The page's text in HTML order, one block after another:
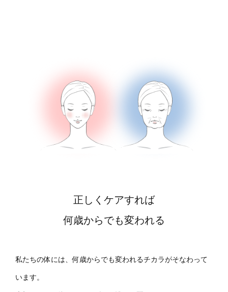
正しくケアすれば
何歳からでも変われる
私たちの体には、何歳からでも変われるチカラがそなわって
います。